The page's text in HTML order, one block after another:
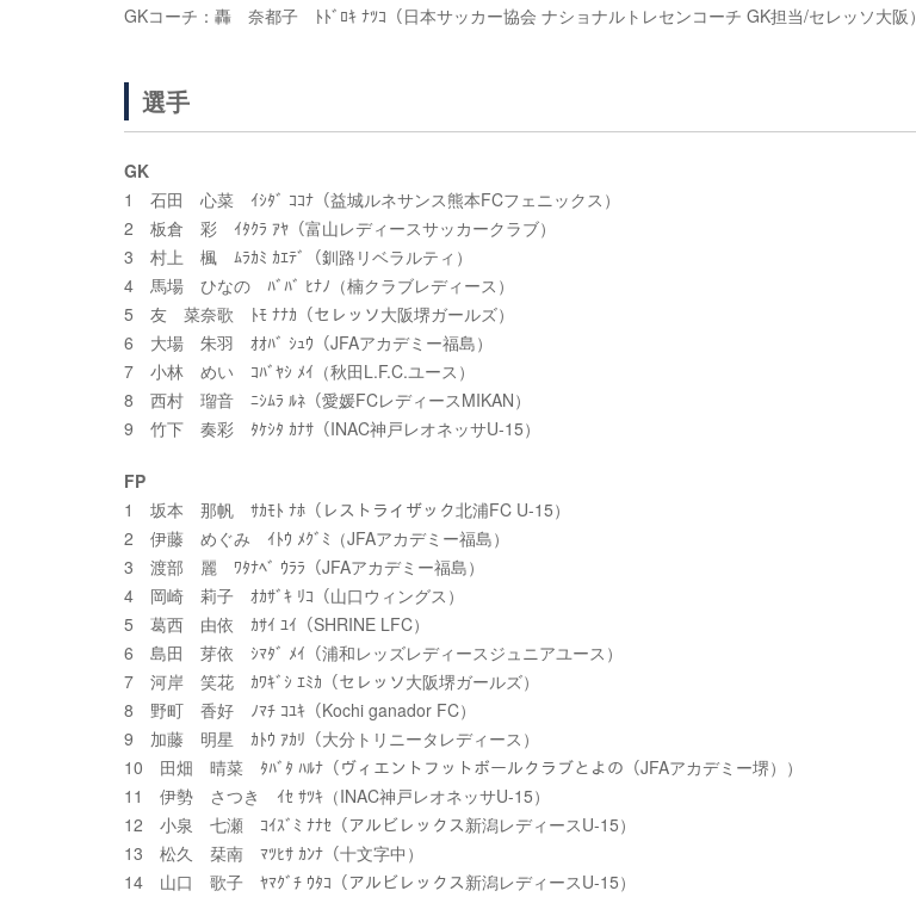
GKコーチ：轟 奈都子 ﾄﾄﾞﾛｷ ﾅﾂｺ（日本サッカー協会 ナショナルトレセンコーチ GK担当/セレッソ大阪）
選手
GK
1 石田 心菜 ｲｼﾀﾞ ｺｺﾅ（益城ルネサンス熊本FCフェニックス）
2 板倉 彩 ｲﾀｸﾗ ｱﾔ（富山レディースサッカークラブ）
3 村上 楓 ﾑﾗｶﾐ ｶｴﾃﾞ（釧路リベラルティ）
4 馬場 ひなの ﾊﾞﾊﾞ ﾋﾅﾉ（楠クラブレディース）
5 友 菜奈歌 ﾄﾓ ﾅﾅｶ（セレッソ大阪堺ガールズ）
6 大場 朱羽 ｵｵﾊﾞ ｼｭｳ（JFAアカデミー福島）
7 小林 めい ｺﾊﾞﾔｼ ﾒｲ（秋田L.F.C.ユース）
8 西村 瑠音 ﾆｼﾑﾗ ﾙﾈ（愛媛FCレディースMIKAN）
9 竹下 奏彩 ﾀｹｼﾀ ｶﾅｻ（INAC神戸レオネッサU-15）
FP
1 坂本 那帆 ｻｶﾓﾄ ﾅﾎ（レストライザック北浦FC U-15）
2 伊藤 めぐみ ｲﾄｳ ﾒｸﾞﾐ（JFAアカデミー福島）
3 渡部 麗 ﾜﾀﾅﾍﾞ ｳﾗﾗ（JFAアカデミー福島）
4 岡崎 莉子 ｵｶｻﾞｷ ﾘｺ（山口ウィングス）
5 葛西 由依 ｶｻｲ ﾕｲ（SHRINE LFC）
6 島田 芽依 ｼﾏﾀﾞ ﾒｲ（浦和レッズレディースジュニアユース）
7 河岸 笑花 ｶﾜｷﾞｼ ｴﾐｶ（セレッソ大阪堺ガールズ）
8 野町 香好 ﾉﾏﾁ ｺﾕｷ（Kochi ganador FC）
9 加藤 明星 ｶﾄｳ ｱｶﾘ（大分トリニータレディース）
10 田畑 晴菜 ﾀﾊﾞﾀ ﾊﾙﾅ（ヴィエントフットボールクラブとよの（JFAアカデミー堺））
11 伊勢 さつき ｲｾ ｻﾂｷ（INAC神戸レオネッサU-15）
12 小泉 七瀬 ｺｲｽﾞﾐ ﾅﾅｾ（アルビレックス新潟レディースU-15）
13 松久 栞南 ﾏﾂﾋｻ ｶﾝﾅ（十文字中）
14 山口 歌子 ﾔﾏｸﾞﾁ ｳﾀｺ（アルビレックス新潟レディースU-15）